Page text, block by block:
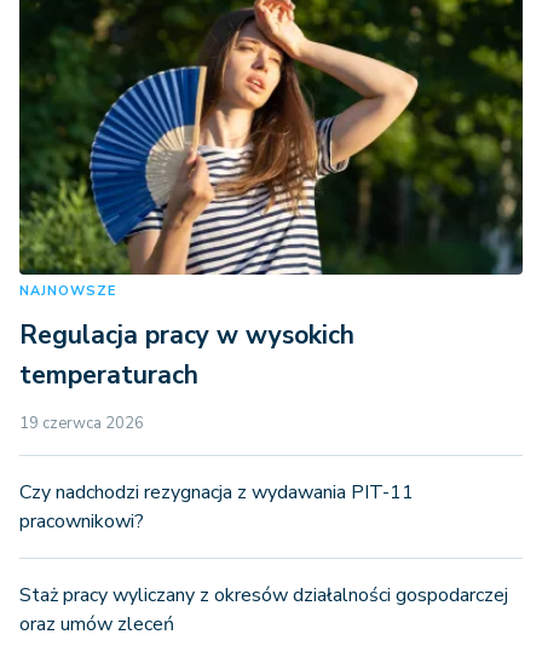
NAJNOWSZE
Regulacja pracy w wysokich
temperaturach
19 czerwca 2026
Czy nadchodzi rezygnacja z wydawania PIT-11
pracownikowi?
Staż pracy wyliczany z okresów działalności gospodarczej
oraz umów zleceń